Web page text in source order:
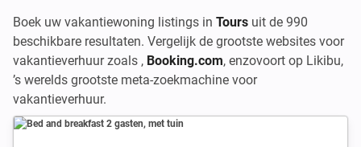
Boek uw vakantiewoning listings in Tours uit de 990
beschikbare resultaten. Vergelijk de grootste websites voor
vakantieverhuur zoals , Booking.com, enzovoort op Likibu,
’s werelds grootste meta-zoekmachine voor
vakantieverhuur.